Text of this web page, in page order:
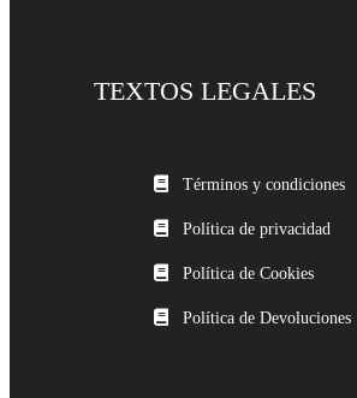
TEXTOS LEGALES
Términos y condiciones
Política de privacidad
Política de Cookies
Política de Devoluciones